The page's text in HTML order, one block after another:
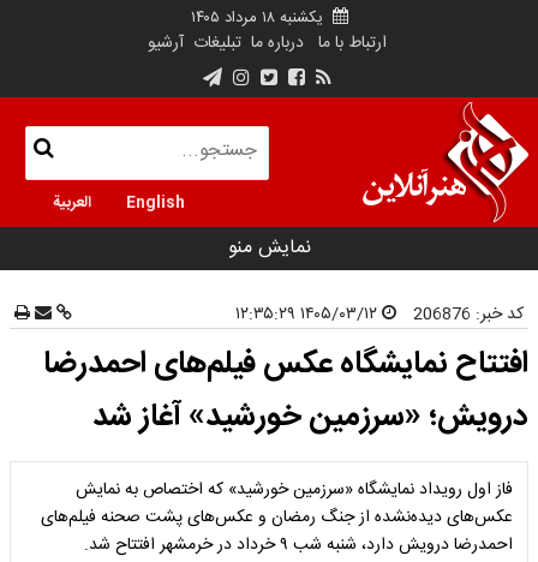
یکشنبه ۱۸ مرداد ۱۴۰۵
ارتباط با ما درباره ما تبلیغات آرشیو
English العربية
نمایش منو
کد خبر: 206876
افتتاح نمایشگاه عکس فیلم‌های احمدرضا
درویش؛ «سرزمین خورشید» آغاز شد
فاز اول رویداد نمایشگاه «سرزمین خورشید» که اختصاص به نمایش
عکس‌های دیده‌نشده از جنگ رمضان و عکس‌های پشت صحنه فیلم‌های
احمدرضا درویش دارد، شنبه شب ۹ خرداد در خرمشهر افتتاح شد.